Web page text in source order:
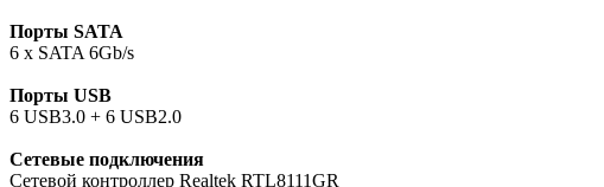
Порты SATA
6 x SATA 6Gb/s
Порты USB
6 USB3.0 + 6 USB2.0
Сетевые подключения
Сетевой контроллер Realtek RTL8111GR